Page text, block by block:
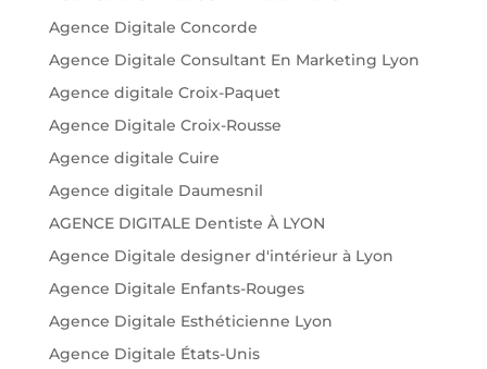
Agence Digitale Concorde
Agence Digitale Consultant En Marketing Lyon
Agence digitale Croix-Paquet
Agence Digitale Croix-Rousse
Agence digitale Cuire
Agence digitale Daumesnil
AGENCE DIGITALE Dentiste À LYON
Agence Digitale designer d'intérieur à Lyon
Agence Digitale Enfants-Rouges
Agence Digitale Esthéticienne Lyon
Agence Digitale États-Unis